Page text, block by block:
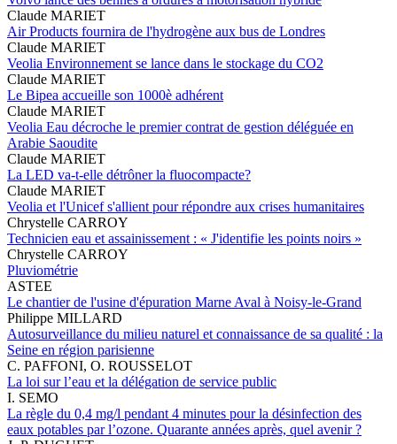
Claude MARIET
Air Products fournira de l'hydrogène aux bus de Londres
Claude MARIET
Veolia Environnement se lance dans le stockage du CO2
Claude MARIET
Le Bipea accueille son 1000è adhérent
Claude MARIET
Veolia Eau décroche le premier contrat de gestion déléguée en
Arabie Saoudite
Claude MARIET
La LED va-t-elle détrôner la fluocompacte?
Claude MARIET
Veolia et l'Unicef s'allient pour répondre aux crises humanitaires
Chrystelle CARROY
Technicien eau et assainissement : « J'identifie les points noirs »
Chrystelle CARROY
Pluviométrie
ASTEE
Le chantier de l'usine d'épuration Marne Aval à Noisy-le-Grand
Philippe MILLARD
Autosurveillance du milieu naturel et connaissance de sa qualité : la
Seine en région parisienne
C. PAFFONI, O. ROUSSELOT
La loi sur l’eau et la délégation de service public
I. SEMO
La règle du 0,4 mg/l pendant 4 minutes pour la désinfection des
eaux potables par l’ozone. Quarante années après, quel avenir ?